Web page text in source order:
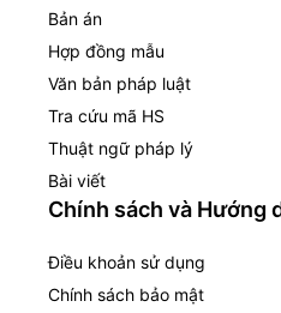
Bản án
Hợp đồng mẫu
Văn bản pháp luật
Tra cứu mã HS
Thuật ngữ pháp lý
Bài viết
Chính sách và Hướng
Điều khoản sử dụng
Chính sách bảo mật